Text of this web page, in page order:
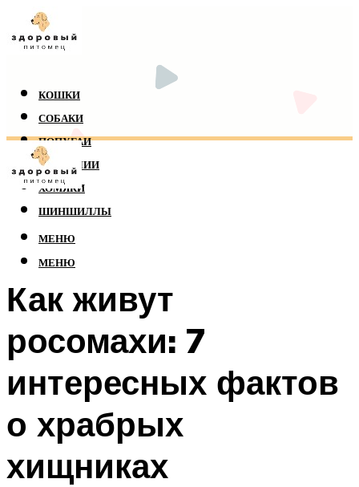
КОШКИ
СОБАКИ
ПОПУГАИ
РЕПТИЛИИ
ХОМЯКИ
ШИНШИЛЛЫ
МЕНЮ
МЕНЮ
Как живут
росомахи: 7
интересных фактов
о храбрых
хищниках